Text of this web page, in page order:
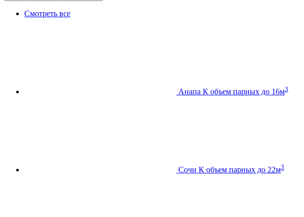
Смотреть все
Анапа К объем парных до 16м3
Сочи К объем парных до 22м3